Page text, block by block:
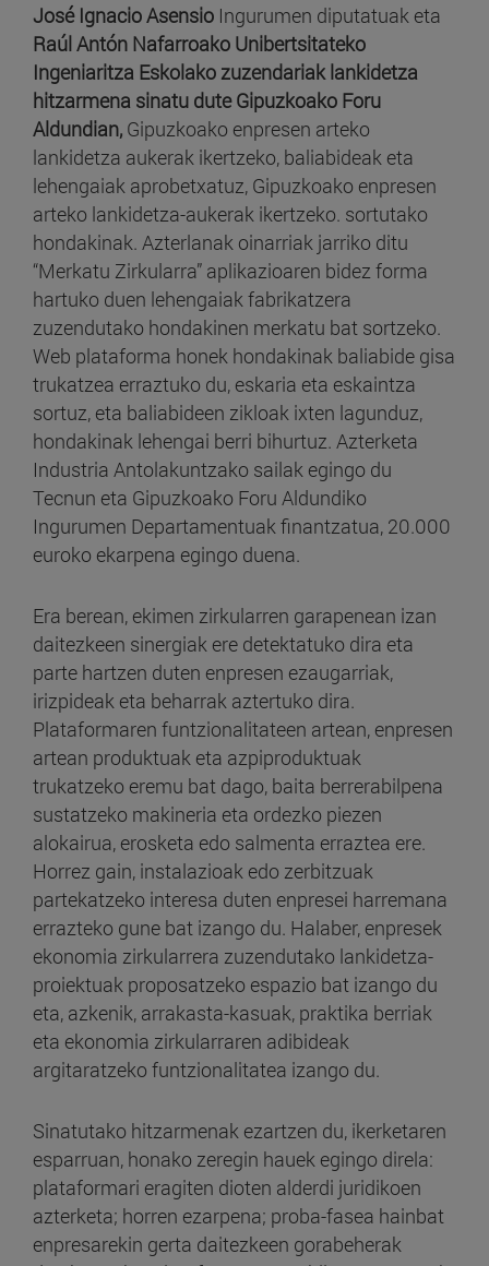
José Ignacio Asensio Ingurumen diputatuak eta
Raúl Antón Nafarroako Unibertsitateko
Ingeniaritza Eskolako zuzendariak lankidetza
hitzarmena sinatu dute Gipuzkoako Foru
Aldundian, Gipuzkoako enpresen arteko
lankidetza aukerak ikertzeko, baliabideak eta
lehengaiak aprobetxatuz, Gipuzkoako enpresen
arteko lankidetza-aukerak ikertzeko. sortutako
hondakinak. Azterlanak oinarriak jarriko ditu
“Merkatu Zirkularra” aplikazioaren bidez forma
hartuko duen lehengaiak fabrikatzera
zuzendutako hondakinen merkatu bat sortzeko.
Web plataforma honek hondakinak baliabide gisa
trukatzea erraztuko du, eskaria eta eskaintza
sortuz, eta baliabideen zikloak ixten lagunduz,
hondakinak lehengai berri bihurtuz. Azterketa
Industria Antolakuntzako sailak egingo du
Tecnun eta Gipuzkoako Foru Aldundiko
Ingurumen Departamentuak finantzatua, 20.000
euroko ekarpena egingo duena.
Era berean, ekimen zirkularren garapenean izan
daitezkeen sinergiak ere detektatuko dira eta
parte hartzen duten enpresen ezaugarriak,
irizpideak eta beharrak aztertuko dira.
Plataformaren funtzionalitateen artean, enpresen
artean produktuak eta azpiproduktuak
trukatzeko eremu bat dago, baita berrerabilpena
sustatzeko makineria eta ordezko piezen
alokairua, erosketa edo salmenta erraztea ere.
Horrez gain, instalazioak edo zerbitzuak
partekatzeko interesa duten enpresei harremana
errazteko gune bat izango du. Halaber, enpresek
ekonomia zirkularrera zuzendutako lankidetza-
proiektuak proposatzeko espazio bat izango du
eta, azkenik, arrakasta-kasuak, praktika berriak
eta ekonomia zirkularraren adibideak
argitaratzeko funtzionalitatea izango du.
Sinatutako hitzarmenak ezartzen du, ikerketaren
esparruan, honako zeregin hauek egingo direla:
plataformari eragiten dioten alderdi juridikoen
azterketa; horren ezarpena; proba-fasea hainbat
enpresarekin gerta daitezkeen gorabeherak